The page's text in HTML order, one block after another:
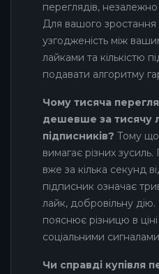
переглядів,
Для вашого зростання
узгодженість між
лайками та кількістю
подавати алгоритму
Чому тисяча
дешевше за тисячу
підписників? Тому
вимагає різних
вже за кілька секунд
підписник означає
лайк, добровільну дію.
пояснює різницю в
соціальними
Чи справді купівля